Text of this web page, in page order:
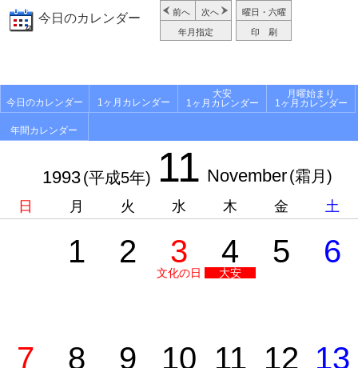
今日のカレンダー 前へ 次へ
年月指定
曜日・六曜
印 刷
今日のカレンダー 1ヶ月カレンダー
大安
1ヶ月カレンダー
月曜始まり
1ヶ月カレンダー
年間カレンダー
1993(平成5年) 11 November(霜月)
日 月 火 水 木 金 土
1 2 3
文化の日
4
大安
5 6
7 8 9 10 11 12 13